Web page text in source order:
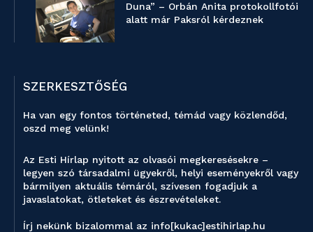
Duna” – Orbán Anita protokollfotói
alatt már Paksról kérdeznek
SZERKESZTŐSÉG
Ha van egy fontos történeted, témád vagy közlendőd,
oszd meg velünk!
Az Esti Hírlap nyitott az olvasói megkeresésekre –
legyen szó társadalmi ügyekről, helyi eseményekről vagy
bármilyen aktuális témáról, szívesen fogadjuk a
javaslatokat, ötleteket és észrevételeket.
Írj nekünk bizalommal az info[kukac]estihirlap.hu